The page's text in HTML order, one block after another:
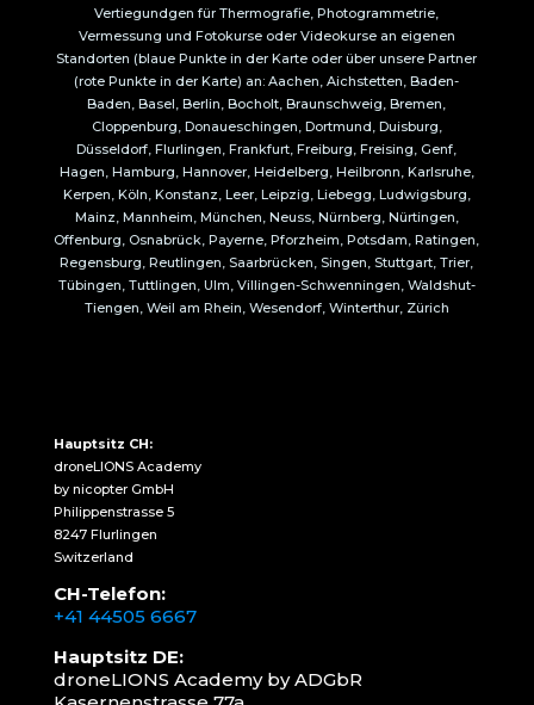
Vertiegundgen für Thermografie, Photogrammetrie,
Vermessung und Fotokurse oder Videokurse an eigenen
Standorten (blaue Punkte in der Karte oder über unsere Partner
(rote Punkte in der Karte) an: Aachen, Aichstetten, Baden-
Baden, Basel, Berlin, Bocholt, Braunschweig, Bremen,
Cloppenburg, Donaueschingen, Dortmund, Duisburg,
Düsseldorf, Flurlingen, Frankfurt, Freiburg, Freising, Genf,
Hagen, Hamburg, Hannover, Heidelberg, Heilbronn, Karlsruhe,
Kerpen, Köln, Konstanz, Leer, Leipzig, Liebegg, Ludwigsburg,
Mainz, Mannheim, München, Neuss, Nürnberg, Nürtingen,
Offenburg, Osnabrück, Payerne, Pforzheim, Potsdam, Ratingen,
Regensburg, Reutlingen, Saarbrücken, Singen, Stuttgart, Trier,
Tübingen, Tuttlingen, Ulm, Villingen-Schwenningen, Waldshut-
Tiengen, Weil am Rhein, Wesendorf, Winterthur, Zürich
Hauptsitz CH:
droneLIONS Academy
by nicopter GmbH
Philippenstrasse 5
8247 Flurlingen
Switzerland
CH-Telefon:
+41 44505 6667
Hauptsitz DE:
droneLIONS Academy by ADGbR